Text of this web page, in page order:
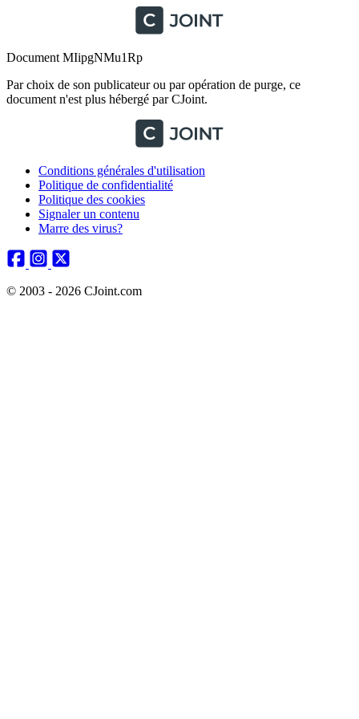
Document MIipgNMu1Rp
Par choix de son publicateur ou par opération de purge, ce
document n'est plus hébergé par CJoint.
Conditions générales d'utilisation
Politique de confidentialité
Politique des cookies
Signaler un contenu
Marre des virus?
© 2003 - 2026 CJoint.com